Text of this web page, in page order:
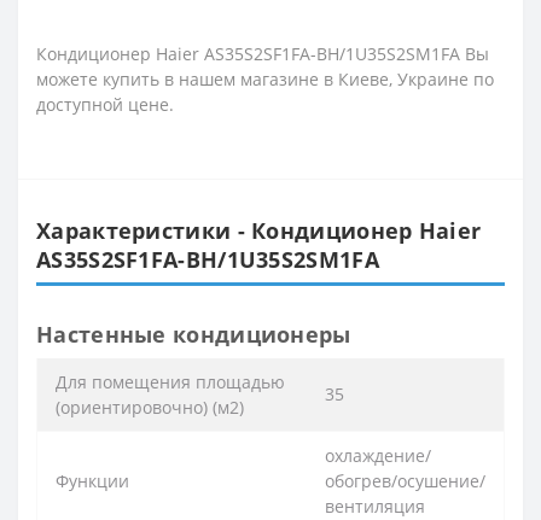
Кондиционер Haier AS35S2SF1FA-BH/1U35S2SM1FA Вы
можете купить в нашем магазине в Киеве, Украине по
доступной цене.
Характеристики - Кондиционер Haier
AS35S2SF1FA-BH/1U35S2SM1FA
Настенные кондиционеры
Для помещения площадью
(ориентировочно) (м2)
35
Функции
охлаждение/
обогрев/осушение/
вентиляция